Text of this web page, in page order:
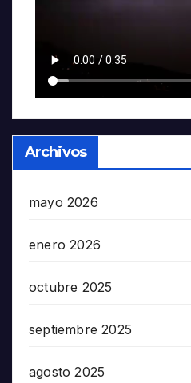
Archivos
mayo 2026
enero 2026
octubre 2025
septiembre 2025
agosto 2025